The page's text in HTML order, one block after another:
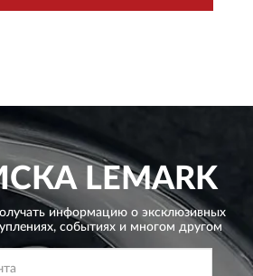
LEMARK
информацию о эксклюзивных
событиях и многом другом